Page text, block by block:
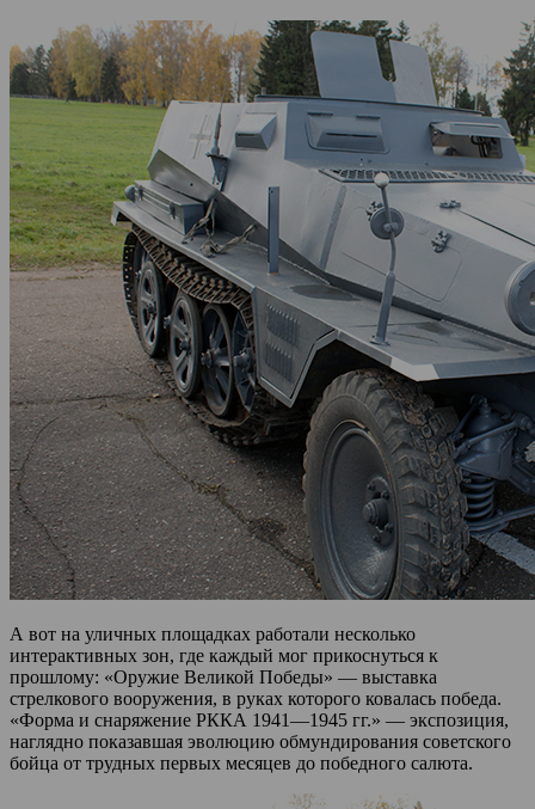
А вот на уличных площадках работали несколько
интерактивных зон, где каждый мог прикоснуться к
прошлому: «Оружие Великой Победы» — выставка
стрелкового вооружения, в руках которого ковалась победа.
«Форма и снаряжение РККА 1941—1945 гг.» — экспозиция,
наглядно показавшая эволюцию обмундирования советского
бойца от трудных первых месяцев до победного салюта.